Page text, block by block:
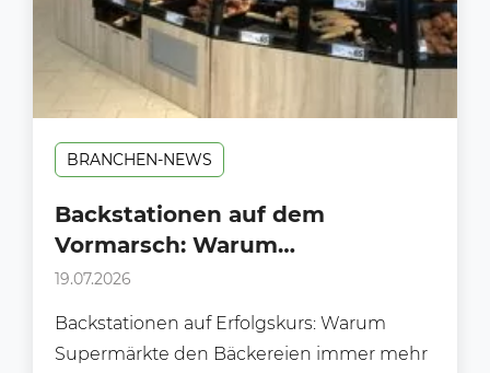
BRANCHEN-NEWS
Backstationen auf dem
Vormarsch: Warum
Supermärkte klassischen
Marktanteile abnehmen
19.07.2026
Backstationen auf Erfolgskurs: Warum
Supermärkte den Bäckereien immer mehr